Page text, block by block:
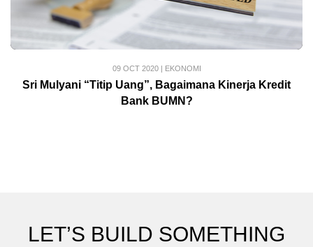
09 OCT 2020| EKONOMI
Sri Mulyani “Titip Uang”, Bagaimana Kinerja Kredit
Bank BUMN?
LET’S BUILD SOMETHING